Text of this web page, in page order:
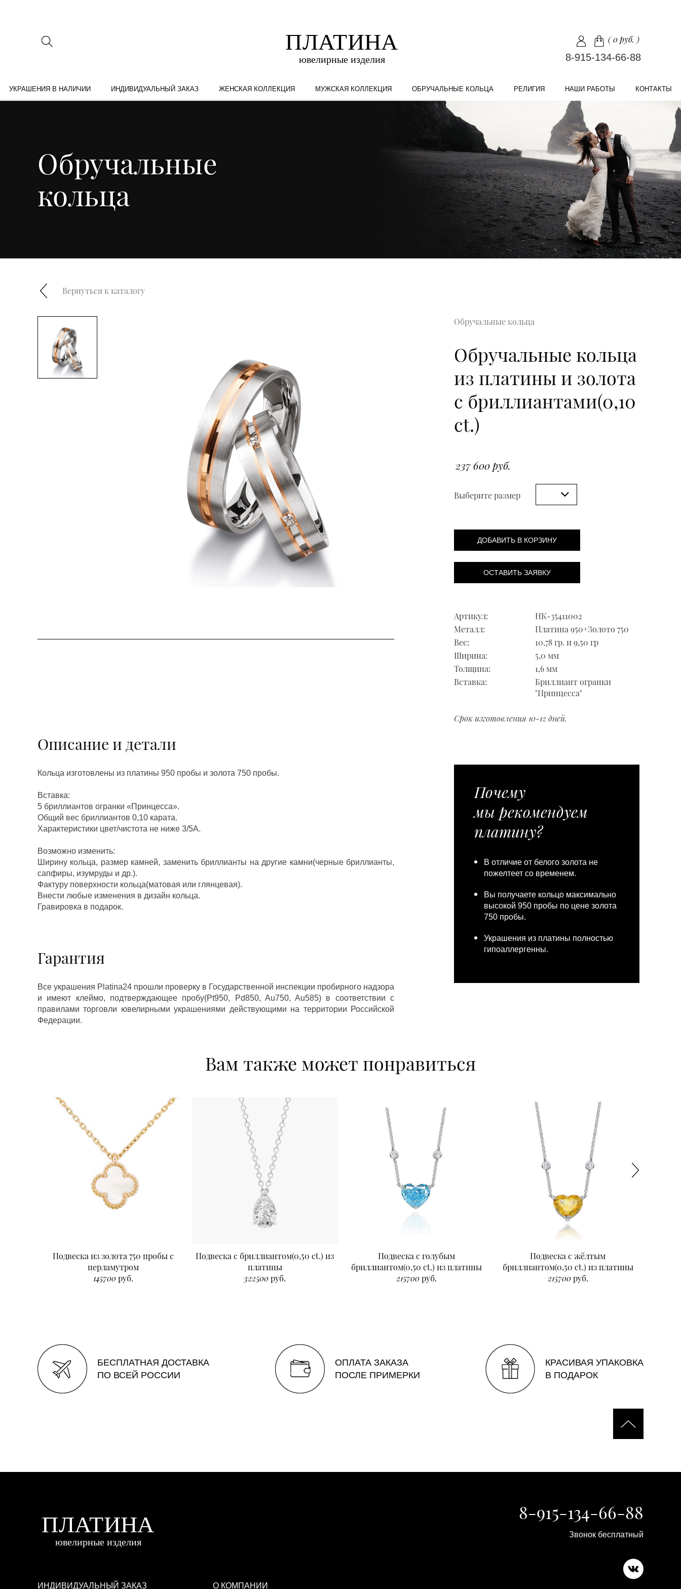
(0 руб. )
8-915-134-66-88
УКРАШЕНИЯ В НАЛИЧИИ ИНДИВИДУАЛЬНЫЙ ЗАКАЗ ЖЕНСКАЯ КОЛЛЕКЦИЯ МУЖСКАЯ КОЛЛЕКЦИЯ ОБРУЧАЛЬНЫЕ КОЛЬЦА РЕЛИГИЯ НАШИ РАБОТЫ КОНТАКТЫ
Обручальные
кольца
Вернуться к каталогу
Обручальные кольца
Обручальные кольца
из платины и золота
с бриллиантами(0,10
ct.)
237 600 руб.
Выберите размер
ДОБАВИТЬ В КОРЗИНУ
ОСТАВИТЬ ЗАЯВКУ
Артикул:
НК-35411002
Металл:
Платина 950+Золото 750
Вес:
10,78 гр. и 9,50 гр
Ширина:
5,0 мм
Толщина:
1,6 мм
Вставка:
Бриллиант огранки
"Принцесса"
Срок изготовления 10-12 дней.
Описание и детали
Кольца изготовлены из платины 950 пробы и золота 750 пробы.
Вставка:
5 бриллиантов огранки «Принцесса».
Общий вес бриллиантов 0,10 карата.
Характеристики цвет/чистота не ниже 3/5А.
Возможно изменить:
Ширину кольца, размер камней, заменить бриллианты на другие камни(черные бриллианты,
сапфиры, изумруды и др.).
Фактуру поверхности кольца(матовая или глянцевая).
Внести любые изменения в дизайн кольца.
Гравировка в подарок.
Гарантия
Все украшения Platina24 прошли проверку в Государственной инспекции пробирного надзора
и имеют клеймо, подтверждающее пробу(Pt950, Pd850, Au750, Au585) в соответствии с
правилами торговли ювелирными украшениями действующими на территории Российской
Федерации.
Почему
мы рекомендуем
платину?
В отличие от белого золота не
пожелтеет со временем.
Вы получаете кольцо максимально
высокой 950 пробы по цене золота
750 пробы.
Украшения из платины полностью
гипоаллергенны.
Вам также может понравиться
Подвеска из золота 750 пробы с
перламутром
145700руб.
Подвеска с бриллиантом(0,50 ct.) из
платины
322500руб.
Подвеска с голубым
бриллиантом(0,50 ct.) из платины
215700руб.
Подвеска с жёлтым
бриллиантом(0,50 ct.) из платины
215700руб.
БЕСПЛАТНАЯ ДОСТАВКА
ПО ВСЕЙ РОССИИ
ОПЛАТА ЗАКАЗА
ПОСЛЕ ПРИМЕРКИ
КРАСИВАЯ УПАКОВКА
В ПОДАРОК
ИНДИВИДУАЛЬНЫЙ ЗАКАЗ О КОМПАНИИ
8-915-134-66-88
Звонок бесплатный